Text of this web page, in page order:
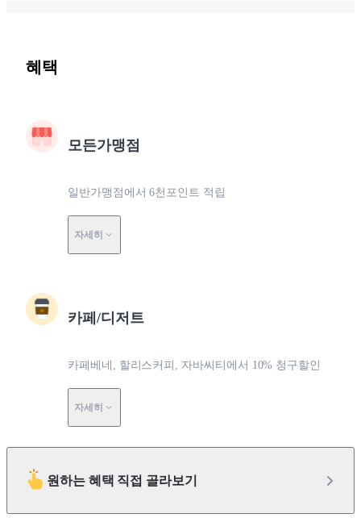
혜택
모든가맹점
일반가맹점에서 6천포인트 적립
자세히
카페/디저트
카페베네, 할리스커피, 자바씨티에서 10% 청구할인
자세히
원하는 혜택 직접 골라보기